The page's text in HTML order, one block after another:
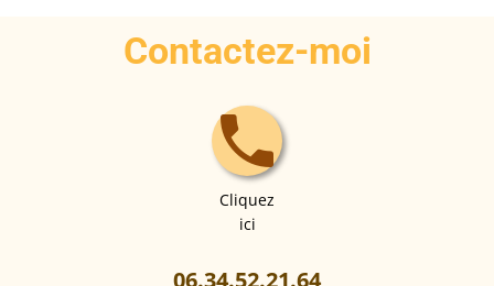
Contactez-moi
local_phone
Cliquez
ici
06.34.52.21.64